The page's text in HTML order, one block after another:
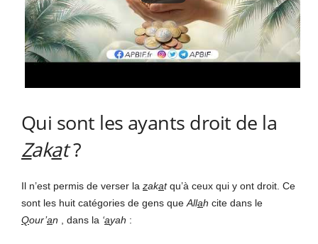
Qui sont les ayants droit de la
Zakat?
Il n’est permis de verser la zakatqu’à ceux qui y ont droit. Ce
sont les huit catégories de gens que Allah cite dans le
Qour’an , dans la ‘ayah :